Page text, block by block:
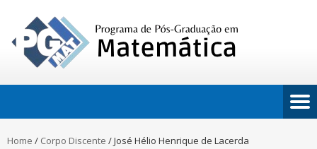
Home / Corpo Discente /José Hélio Henrique de Lacerda